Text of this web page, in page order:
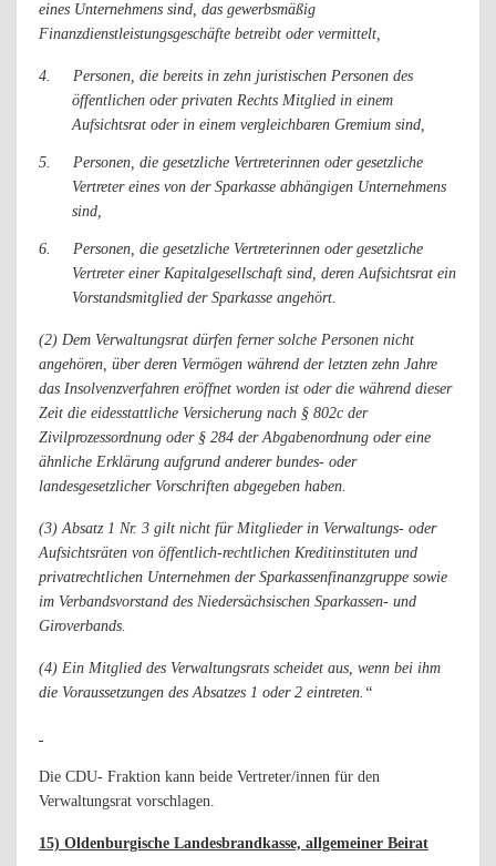
eines Unternehmens sind, das gewerbsmäßig
Finanzdienstleistungsgeschäfte betreibt oder vermittelt,
4.
Personen, die bereits in zehn juristischen Personen des
öffentlichen oder privaten Rechts Mitglied in einem
Aufsichtsrat oder in einem vergleichbaren Gremium sind,
5.
Personen, die gesetzliche Vertreterinnen oder gesetzliche
Vertreter eines von der Sparkasse abhängigen Unternehmens
sind,
6.
Personen, die gesetzliche Vertreterinnen oder gesetzliche
Vertreter einer Kapitalgesellschaft sind, deren Aufsichtsrat ein
Vorstandsmitglied der Sparkasse angehört.
(2) Dem Verwaltungsrat dürfen ferner solche Personen nicht
angehören, über deren Vermögen während der letzten zehn Jahre
das Insolvenzverfahren eröffnet worden ist oder die während dieser
Zeit die eidesstattliche Versicherung nach § 802c der
Zivilprozessordnung oder § 284 der Abgabenordnung oder eine
ähnliche Erklärung aufgrund anderer bundes- oder
landesgesetzlicher Vorschriften abgegeben haben.
(3) Absatz 1 Nr. 3 gilt nicht für Mitglieder in Verwaltungs- oder
Aufsichtsräten von öffentlich-rechtlichen Kreditinstituten und
privatrechtlichen Unternehmen der Sparkassenfinanzgruppe sowie
im Verbandsvorstand des Niedersächsischen Sparkassen- und
Giroverbands.
(4) Ein Mitglied des Verwaltungsrats scheidet aus, wenn bei ihm
die Voraussetzungen des Absatzes 1 oder 2 eintreten.“
Die CDU- Fraktion kann beide Vertreter/innen für den
Verwaltungsrat vorschlagen.
15) Oldenburgische Landesbrandkasse, allgemeiner Beirat